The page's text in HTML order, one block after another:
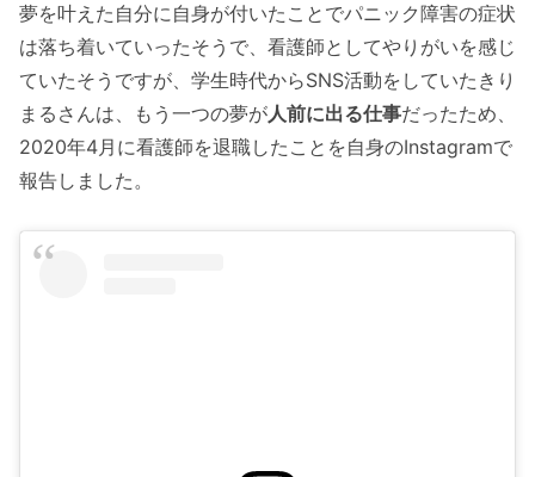
夢を叶えた自分に自身が付いたことでパニック障害の症状
は落ち着いていったそうで、看護師としてやりがいを感じ
ていたそうですが、学生時代からSNS活動をしていたきり
まるさんは、もう一つの夢が人前に出る仕事だったため、
2020年4月に看護師を退職したことを自身のInstagramで
報告しました。